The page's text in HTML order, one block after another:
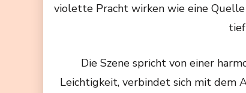
violette Pracht wirken wie eine
Die Szene spricht von einer
Leichtigkeit, verbindet sich mit dem